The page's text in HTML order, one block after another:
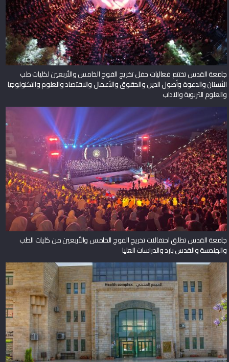
جامعة القدس تختتم فعاليات حفل تخريج الفوج الخامس والأربعين لكليات طب
الأسنان والدعوة وأصول الدين والحقوق والأعمال والاقتصاد والعلوم والتكنولوجيا
والعلوم التربوية والآداب
جامعة القدس تطلق احتفالات تخريج الفوج الخامس والأربعين من كليات الطب
والهندسة والقدس بارد والدراسات العليا